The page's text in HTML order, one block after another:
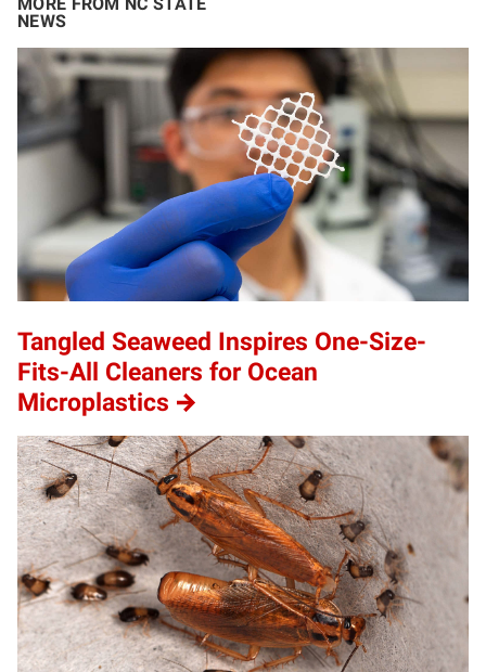
NEWS
Tangled Seaweed Inspires One-Size-
Fits-All Cleaners for Ocean
Microplastics